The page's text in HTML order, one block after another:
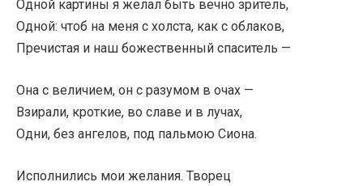
Одной картины я желал быть вечно зритель,
Одной: чтоб на меня с холста, как с облаков,
Пречистая и наш божественный спаситель —
Она с величием, он с разумом в очах —
Взирали, кроткие, во славе и в лучах,
Одни, без ангелов, под пальмою Сиона.
Исполнились мои желания. Творец